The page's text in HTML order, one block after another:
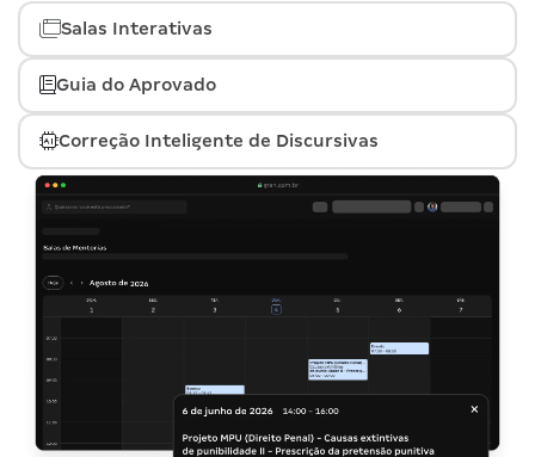
Salas Interativas
Um ambiente genérico atrapalha o foco. Nas Salas
Interativas, você imerge em pontos centrais dos seus
espaço exclusivo. Mais concentração, menos
distrações.
Guia do Aprovado
Não basta estudar muito, é preciso estudar certo. O
Guia do Aprovado mostra o que priorizar em cada fase
da preparação, com técnicas de quem já passou. Mais
Correção Inteligente de Discursivas
PRO
escreve sua resposta e recebe, em segundos,
pontuação e feedback detalhado com critérios reais da
banca. Evolua sua escrita com precisão e segurança.